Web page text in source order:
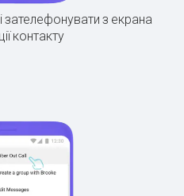
зателефонувати з екрана
контакту